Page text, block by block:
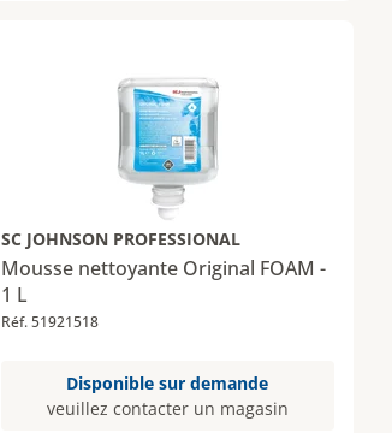
SC JOHNSON PROFESSIONAL
Mousse nettoyante Original FOAM -
1 L
Réf. 51921518
Disponible sur demande
veuillez contacter un magasin